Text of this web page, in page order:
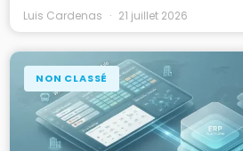
Luis Cardenas 21 juillet 2026
NON CLASSÉ